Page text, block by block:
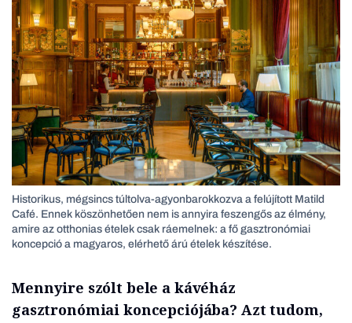
Historikus, mégsincs túltolva-agyonbarokkozva a felújított Matild
Café. Ennek köszönhetően nem is annyira feszengős az élmény,
amire az otthonias ételek csak ráemelnek: a fő gasztronómiai
koncepció a magyaros, elérhető árú ételek készítése.
Mennyire szólt bele a kávéház
gasztronómiai koncepciójába? Azt tudom,